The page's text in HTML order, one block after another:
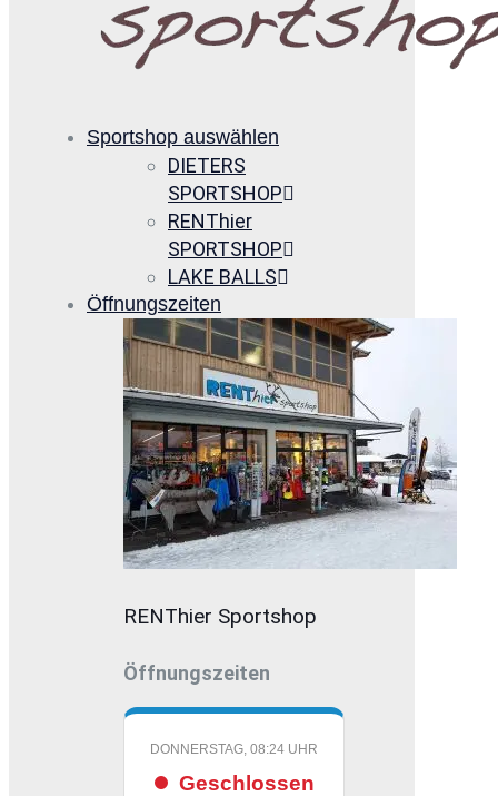
Sportshop auswählen
DIETERS
SPORTSHOP
RENThier
SPORTSHOP
LAKE BALLS
Öffnungszeiten
RENThier Sportshop
Öffnungszeiten
DONNERSTAG, 08:24 UHR
Geschlossen